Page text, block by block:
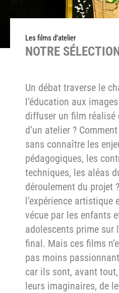
Les films d’atelier
NOTRE
Un débat traverse le
l’éducation aux
diffuser un film réalisé
d’un atelier ?
sans connaître les
pédagogiques, les
techniques, les aléas
déroulement du projet
l’expérience artistique
vécue par les enfants
adolescents prime sur
final. Mais ces films
pas moins
car ils sont, avant
leurs imaginaires, de